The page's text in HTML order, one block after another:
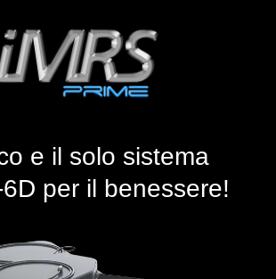
e il solo sistema
per il benessere!